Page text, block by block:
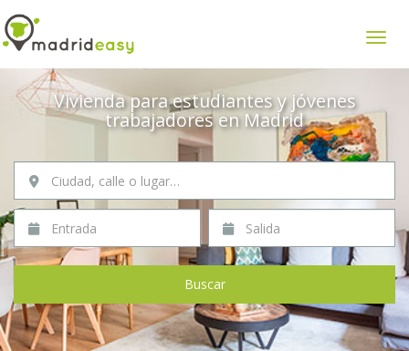
Vivienda para estudiantes y jóvenes
trabajadores en Madrid
Buscar